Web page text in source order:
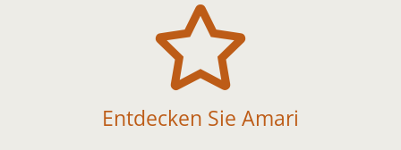

Entdecken Sie Amari